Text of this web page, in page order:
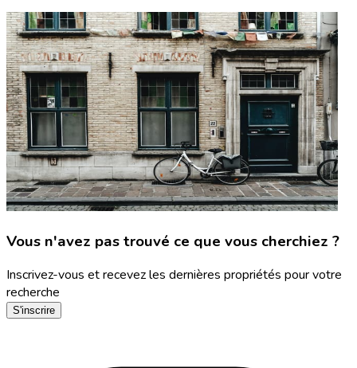
Vous n'avez pas trouvé ce que vous cherchiez ?
Inscrivez-vous et recevez les dernières propriétés pour votre
recherche
S'inscrire